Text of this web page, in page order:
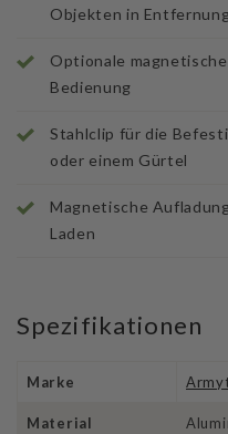
Objekten in
Optionale
Bedienung
Stahlclip für die
oder einem Gürtel
Magnetische
Laden
Spezifikationen
Marke
Material